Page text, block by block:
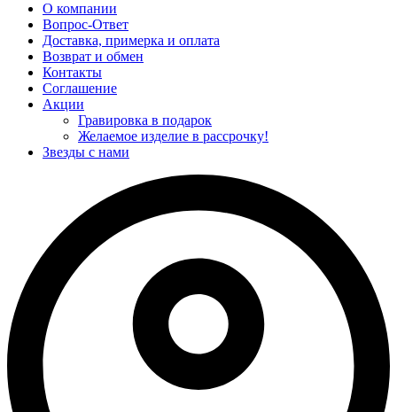
О компании
Вопрос-Ответ
Доставка, примерка и оплата
Возврат и обмен
Контакты
Соглашение
Акции
Гравировка в подарок
Желаемое изделие в рассрочку!
Звезды с нами